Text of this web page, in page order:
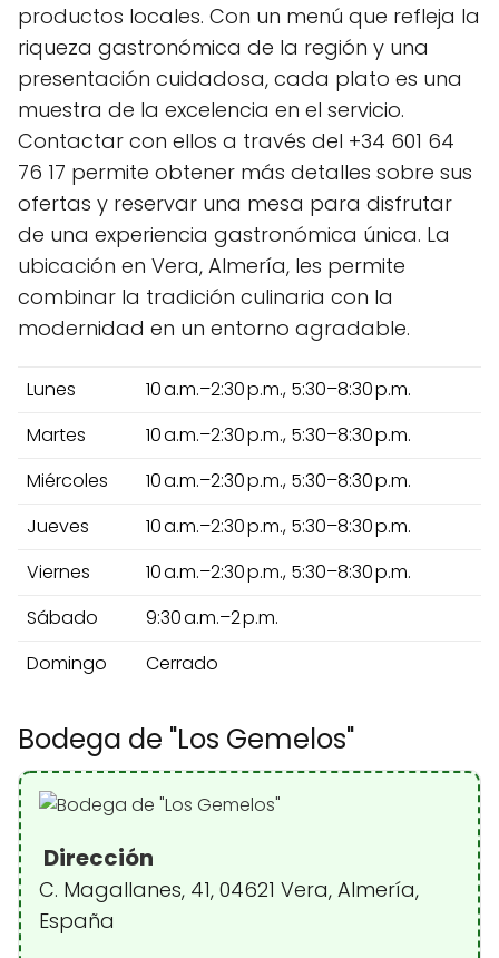
productos locales. Con un menú que refleja la
riqueza gastronómica de la región y una
presentación cuidadosa, cada plato es una
muestra de la excelencia en el servicio.
Contactar con ellos a través del +34 601 64
76 17 permite obtener más detalles sobre sus
ofertas y reservar una mesa para disfrutar
de una experiencia gastronómica única. La
ubicación en Vera, Almería, les permite
combinar la tradición culinaria con la
modernidad en un entorno agradable.
Lunes
10 a.m.–2:30 p.m., 5:30–8:30 p.m.
Martes
10 a.m.–2:30 p.m., 5:30–8:30 p.m.
Miércoles
10 a.m.–2:30 p.m., 5:30–8:30 p.m.
Jueves
10 a.m.–2:30 p.m., 5:30–8:30 p.m.
Viernes
10 a.m.–2:30 p.m., 5:30–8:30 p.m.
Sábado
9:30 a.m.–2 p.m.
Domingo
Cerrado
Bodega de "Los Gemelos"
Dirección
C. Magallanes, 41, 04621 Vera, Almería,
España